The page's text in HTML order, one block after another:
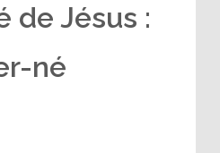
de Jésus :
né